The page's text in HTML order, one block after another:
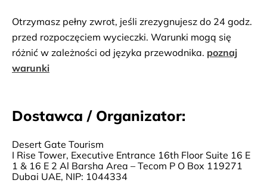
Otrzymasz pełny zwrot, jeśli zrezygnujesz do 24 godz.
przed rozpoczęciem wycieczki. Warunki mogą się
różnić w zależności od języka przewodnika. poznaj
warunki
Dostawca / Organizator:
Desert Gate Tourism
I Rise Tower, Executive Entrance 16th Floor Suite 16 E
1 & 16 E 2 Al Barsha Area – Tecom P O Box 119271
Dubai UAE, NIP: 1044334